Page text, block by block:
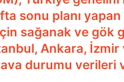
sonu planı
sağanak ve gök
Ankara,
durumu verileri